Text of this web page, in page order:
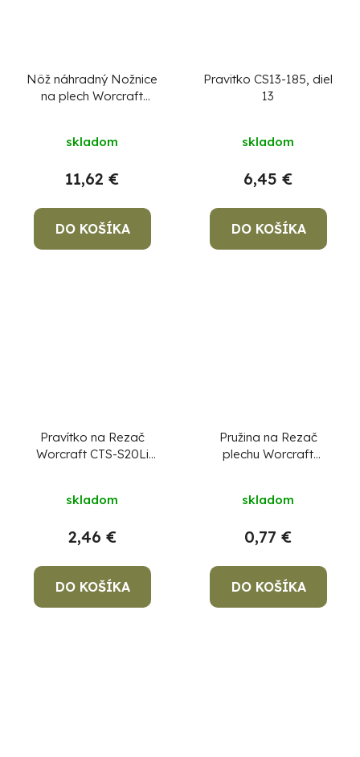
Nôž náhradný Nožnice
na plech Worcraft
skladom
11,62 €
DO KOŠÍKA
Pravitko CS13-185, diel
13
skladom
6,45 €
DO KOŠÍKA
Pravítko na Rezač
Worcraft CTS-S20Li
skladom
2,46 €
DO KOŠÍKA
Pružina na Rezač
plechu Worcraft
skladom
0,77 €
DO KOŠÍKA